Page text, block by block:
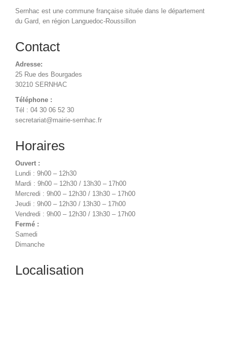
Sernhac est une commune française située dans le département
du Gard, en région Languedoc-Roussillon
Contact
Adresse:
25 Rue des Bourgades
30210 SERNHAC
Téléphone :
Tél : 04 30 06 52 30
secretariat@mairie-sernhac.fr
Horaires
Ouvert :
Lundi : 9h00 – 12h30
Mardi : 9h00 – 12h30 / 13h30 – 17h00
Mercredi : 9h00 – 12h30 / 13h30 – 17h00
Jeudi : 9h00 – 12h30 / 13h30 – 17h00
Vendredi : 9h00 – 12h30 / 13h30 – 17h00
Fermé :
Samedi
Dimanche
Localisation